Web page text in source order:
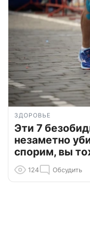
ЗДОРОВЬЕ
Эти 7
незаметно
спорим, вы
124 Обсудить